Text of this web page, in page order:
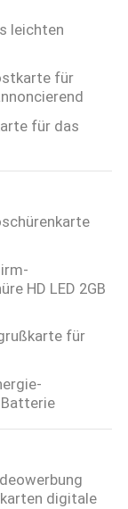
leichten
für
für das
HD LED 2GB
für
digitale